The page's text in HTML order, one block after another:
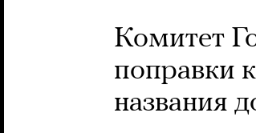
Комитет
поправки
названия